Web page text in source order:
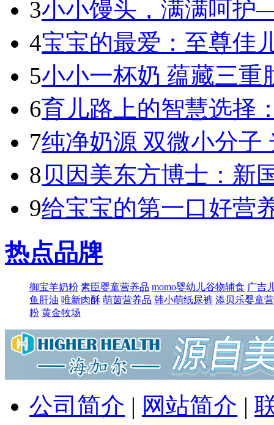
3小小馒头，满满呵
4宝宝的最爱：至尊佳
5小小一杯奶 蕴藏三
6育儿路上的智慧选择
7纯净奶源 双微小分子
8 贝因美东方博士：新
9给宝宝的第一口好营
热点品牌
御宝羊奶粉 素臣婴童营养品 momo婴幼儿谷物辅食 广吉
鱼肝油 唯新肉酥 萌​茵营养品 韩小萌纸尿裤 添贝乐婴童
粉 黄金牧场
公司简介 | 网站简介 |